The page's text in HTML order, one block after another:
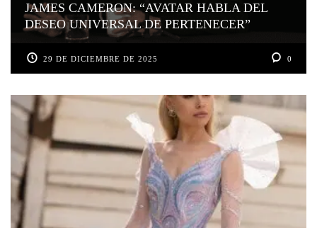
JAMES CAMERON: “AVATAR HABLA DEL
DESEO UNIVERSAL DE PERTENECER”
29 DE DICIEMBRE DE 2025 0